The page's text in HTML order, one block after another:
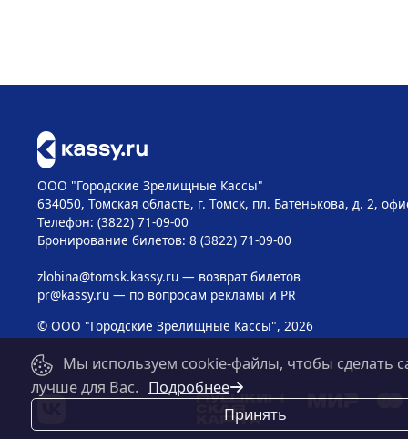
ООО "Городские Зрелищные Кассы"
634050, Томская область, г. Томск, пл. Батенькова, д. 2,
Телефон: (3822) 71-09-00
Бронирование билетов: 8 (3822) 71-09-00
zlobina@tomsk.kassy.ru— возврат билетов
pr@kassy.ru— по вопросам рекламы и PR
© ООО "Городские Зрелищные Кассы", 2026
Мы используем cookie-файлы, чтобы сделать
лучше для Вас. Подробнее
Принять